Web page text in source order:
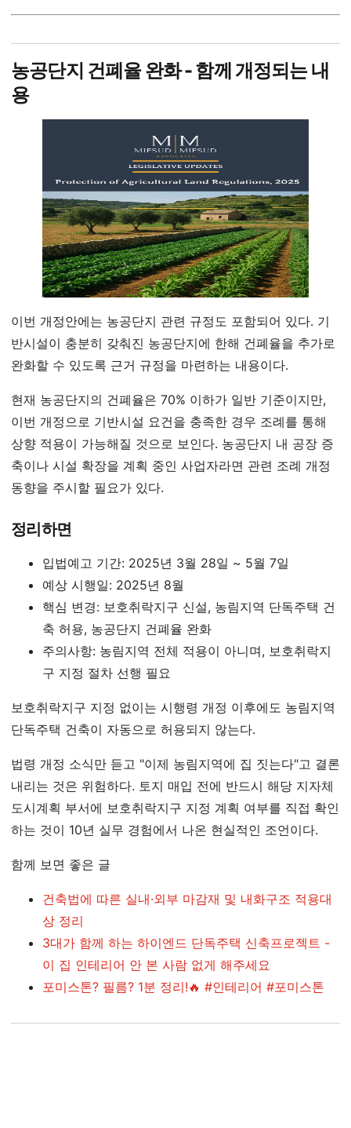
농공단지 건폐율 완화 - 함께 개정되는 내
용
이번 개정안에는 농공단지 관련 규정도 포함되어 있다. 기
반시설이 충분히 갖춰진 농공단지에 한해 건폐율을 추가로
완화할 수 있도록 근거 규정을 마련하는 내용이다.
현재 농공단지의 건폐율은 70% 이하가 일반 기준이지만,
이번 개정으로 기반시설 요건을 충족한 경우 조례를 통해
상향 적용이 가능해질 것으로 보인다. 농공단지 내 공장 증
축이나 시설 확장을 계획 중인 사업자라면 관련 조례 개정
동향을 주시할 필요가 있다.
정리하면
입법예고 기간: 2025년 3월 28일 ~ 5월 7일
예상 시행일: 2025년 8월
핵심 변경: 보호취락지구 신설, 농림지역 단독주택 건
축 허용, 농공단지 건폐율 완화
주의사항: 농림지역 전체 적용이 아니며, 보호취락지
구 지정 절차 선행 필요
보호취락지구 지정 없이는 시행령 개정 이후에도 농림지역
단독주택 건축이 자동으로 허용되지 않는다.
법령 개정 소식만 듣고 "이제 농림지역에 집 짓는다"고 결론
내리는 것은 위험하다. 토지 매입 전에 반드시 해당 지자체
도시계획 부서에 보호취락지구 지정 계획 여부를 직접 확인
하는 것이 10년 실무 경험에서 나온 현실적인 조언이다.
함께 보면 좋은 글
건축법에 따른 실내·외부 마감재 및 내화구조 적용대
상 정리
3대가 함께 하는 하이엔드 단독주택 신축프로젝트 -
이 집 인테리어 안 본 사람 없게 해주세요
포미스톤? 필름? 1분 정리!🔥 #인테리어 #포미스톤